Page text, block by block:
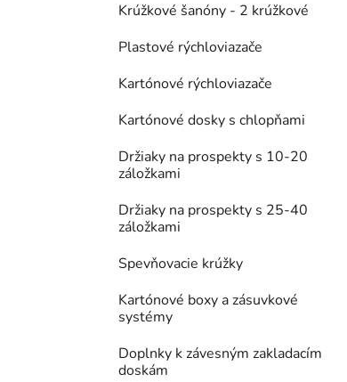
Krúžkové šanóny - 2 krúžkové
Plastové rýchloviazače
Kartónové rýchloviazače
Kartónové dosky s chlopňami
Držiaky na prospekty s 10-20
záložkami
Držiaky na prospekty s 25-40
záložkami
Spevňovacie krúžky
Kartónové boxy a zásuvkové
systémy
Doplnky k závesným zakladacím
doskám